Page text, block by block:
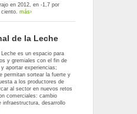
en 2012, en -1,7 por
ciento. más›
de la Leche
es un espacio para
y gremiales con el fin de
aportar experiencias;
permitan sortear la fuerte y
a los productores de
al sector en nuevos retos
comerciales: cambio
infraestructura, desarrollo